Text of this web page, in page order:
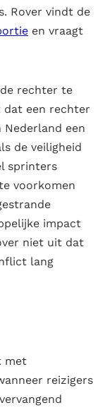
Rover vindt de
en vraagt
rechter te
dat een rechter
Nederland een
de veiligheid
sprinters
voorkomen
impact
niet uit dat
lang
met
reizigers